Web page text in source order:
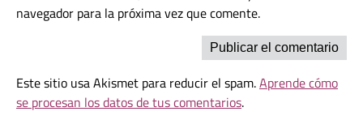
navegador para la próxima vez que comente.
Este sitio usa Akismet para reducir el spam.Aprende cómo
se procesan los datos de tus comentarios.